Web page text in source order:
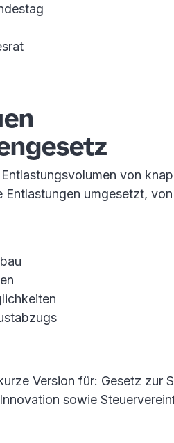
von
umgesetzt,
Version für: Gesetz zur
sowie